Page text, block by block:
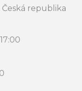
Česká republika